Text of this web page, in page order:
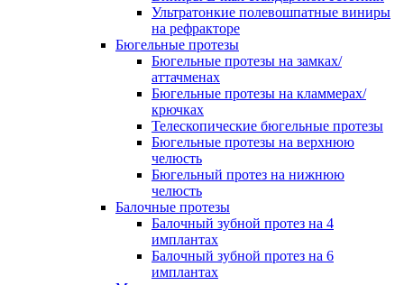
Ультратонкие полевошпатные виниры
на рефракторе
Бюгельные протезы
Бюгельные протезы на замках/
аттачменах
Бюгельные протезы на кламмерах/
крючках
Телескопические бюгельные протезы
Бюгельные протезы на верхнюю
челюсть
Бюгельный протез на нижнюю
челюсть
Балочные протезы
Балочный зубной протез на 4
имплантах
Балочный зубной протез на 6
имплантах